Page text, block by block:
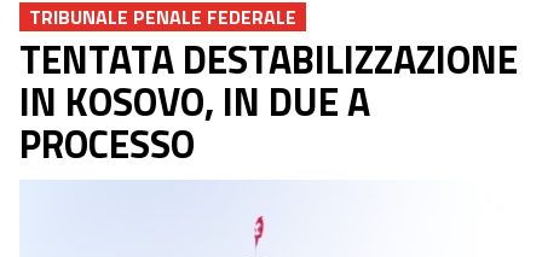
TRIBUNALE PENALE FEDERALE
TENTATA DESTABILIZZAZIONE
IN KOSOVO, IN DUE A
PROCESSO